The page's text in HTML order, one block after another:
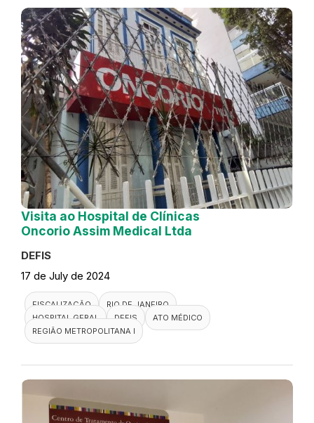
Visita ao Hospital de Clínicas
Oncorio Assim Medical Ltda
DEFIS
17 de July de 2024
FISCALIZAÇÃO
RIO DE JANEIRO
HOSPITAL GERAL
DEFIS
ATO MÉDICO
REGIÃO METROPOLITANA I